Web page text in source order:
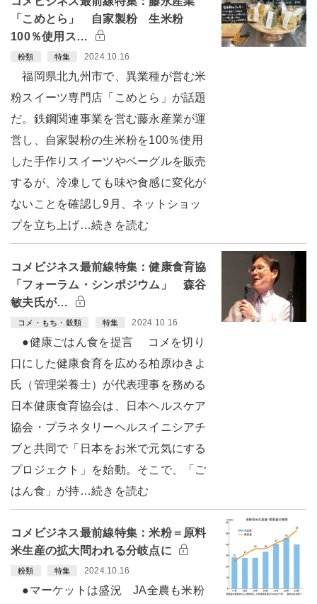
「こめとら」 自家製粉 生米粉
100％使用ス…
粉類 特集 2024.10.16
福岡県北九州市で、異業種が営む米
粉スイーツ専門店「こめとら」が話題
だ。鉄鋼関連事業を営む藤永産業が運
営し、自家製粉の生米粉を100％使用
した手作りスイーツやベーグルを販売
するが、冷凍しても味や食感に変化が
ないことを確認し9月、ネットショッ
プを立ち上げ…続きを読む
コメビジネス最前線特集：健康食育協
「フォーラム・シンポジウム」 森谷
敏夫氏が…
コメ・もち・穀類 特集 2024.10.16
●健康ごはん食を提言 コメを切り
口にした健康食育を広める柏原ゆきよ
氏（管理栄養士）が代表理事を務める
日本健康食育協会は、日本ヘルスケア
協会・プラネタリーヘルスイニシアチ
ブと共同で「日本をお米で元気にする
プロジェクト」を始動。そこで、「ご
はん食」が持…続きを読む
コメビジネス最前線特集：米粉＝原料
米生産の拡大問われる分岐点に
粉類 特集 2024.10.16
●マーケットは盛況 JA全農も米粉